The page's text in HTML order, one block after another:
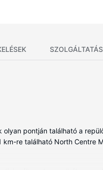
olyan pontján található a
re található North Centre